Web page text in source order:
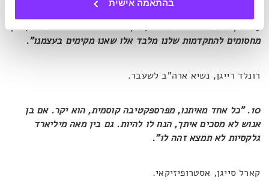
בהתאמה אישית
9. "אין מגבלות למוח האנושי, אין חומות מסביב לרוח האדם, אין
מחסומים להתקדמות שלנו מלבד אלו שאנו מקימים בעצמנו".
רונלד רייגן, נשיא ארה"ב לשעבר.
10. "כל אחד מאיתנו, מפרספקטיבה קוסמית, הוא יקר. אם בן
אנוש לא מסכים איתך, הנח לו להיות. גם בין מאה מיליארד
גלקסיות לא תמצא זהה לו".
קארל סייגן, אסטרופיזיקאי.